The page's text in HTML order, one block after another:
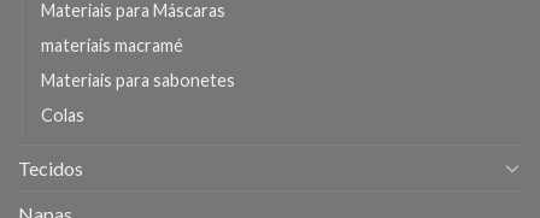
Materiais para Máscaras
materiais macramé
Materiais para sabonetes
Colas
Tecidos